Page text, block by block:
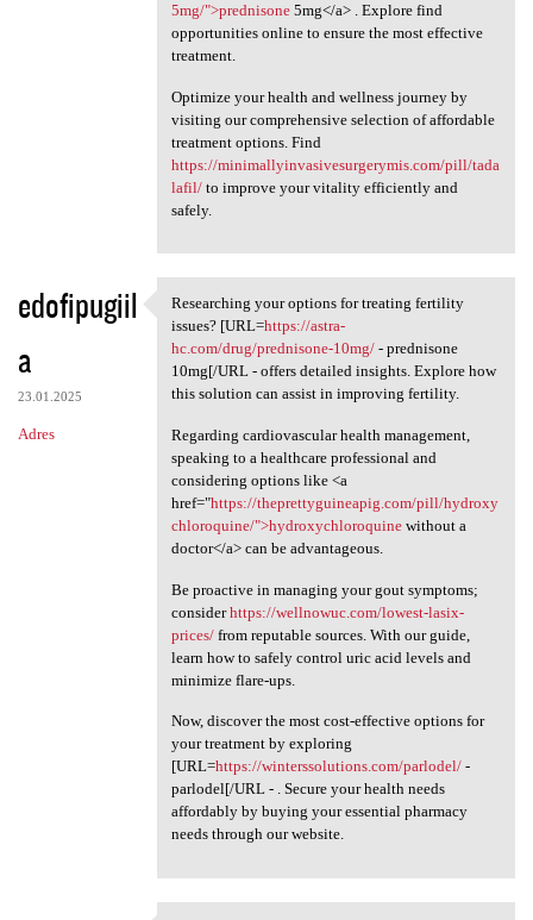
5mg/">prednisone5mg</a> . Explore find
opportunities online to ensure the most effective
treatment.
Optimize your health and wellness journey by
visiting our comprehensive selection of affordable
treatment options. Find
https://minimallyinvasivesurgerymis.com/pill/tada
lafil/to improve your vitality efficiently and
safely.
edofipugiil
a
23.01.2025
Adres
Researching your options for
Researching your options for treating fertility
issues? [URL=https://astra-
hc.com/drug/prednisone-10mg/- prednisone
10mg[/URL - offers detailed insights. Explore how
this solution can assist in improving fertility.
Regarding cardiovascular health management,
speaking to a healthcare professional and
considering options like <a
href="https://theprettyguineapig.com/pill/hydroxy
chloroquine/">hydroxychloroquinewithout a
doctor</a> can be advantageous.
Be proactive in managing your gout symptoms;
considerhttps://wellnowuc.com/lowest-lasix-
prices/from reputable sources. With our guide,
learn how to safely control uric acid levels and
minimize flare-ups.
Now, discover the most cost-effective options for
your treatment by exploring
[URL=https://winterssolutions.com/parlodel/-
parlodel[/URL - . Secure your health needs
affordably by buying your essential pharmacy
needs through our website.